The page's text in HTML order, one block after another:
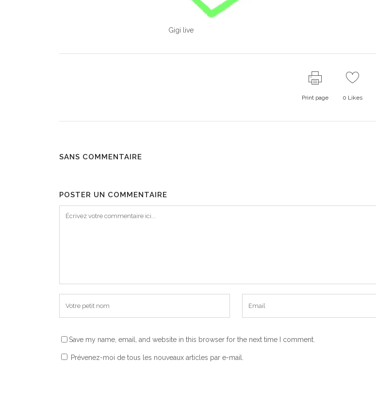
Gigi live
Print page 0 Likes
SANS COMMENTAIRE
POSTER UN COMMENTAIRE
Save my name, email, and website in this browser for the next time I comment.
Prévenez-moi de tous les nouveaux articles par e-mail.